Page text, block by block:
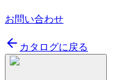
お問い合わせ
カタログに戻る